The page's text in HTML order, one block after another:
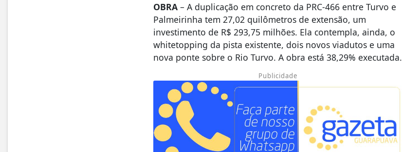
OBRA – A duplicação em concreto da PRC-466 entre Turvo e
Palmeirinha tem 27,02 quilômetros de extensão, um
investimento de R$ 293,75 milhões. Ela contempla, ainda, o
whitetopping da pista existente, dois novos viadutos e uma
nova ponte sobre o Rio Turvo. A obra está 38,29% executada.
Publicidade